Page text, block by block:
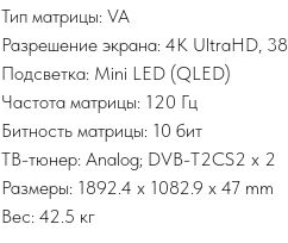
Тип матрицы: VA
Разрешение экрана: 4K UltraHD,
Подсветка: Mini LED (QLED)
Частота матрицы: 120 Гц
Битность матрицы: 10 бит
ТВ-тюнер: Analog; DVB-T2CS2 х 2
Размеры: 1892.4 x 1082.9 x 47 mm
Вес: 42.5 кг